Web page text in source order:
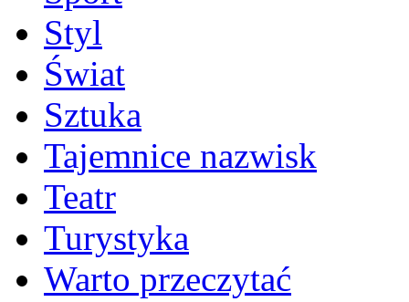
Styl
Świat
Sztuka
Tajemnice nazwisk
Teatr
Turystyka
Warto przeczytać